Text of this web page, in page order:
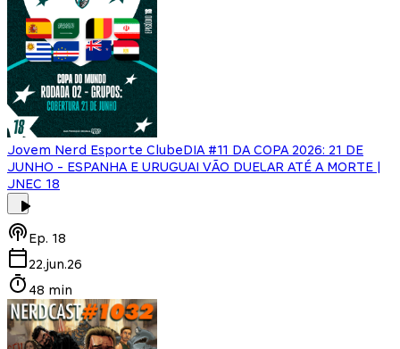
Jovem Nerd Esporte ClubeDIA #11 DA COPA 2026: 21 DE
JUNHO - ESPANHA E URUGUAI VÃO DUELAR ATÉ A MORTE |
JNEC 18
Ep. 18
22.jun.26
48 min